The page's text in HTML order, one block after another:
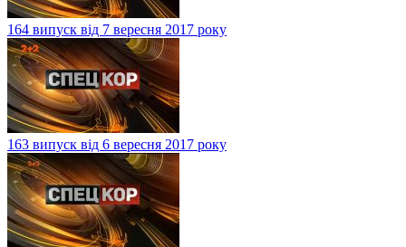
164 випуск від 7 вересня 2017 року
163 випуск від 6 вересня 2017 року